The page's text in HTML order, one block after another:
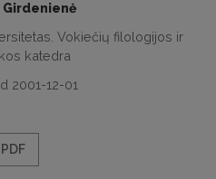
Girdenienė
Vokiečių filologijos ir
katedra
2001-12-01
PDF